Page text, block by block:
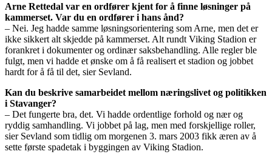
Arne Rettedal var en ordfører kjent for å finne løsninger på
kammerset. Var du en ordfører i hans ånd?
– Nei. Jeg hadde samme løsningsorientering som Arne, men det er
ikke sikkert alt skjedde på kammerset. Alt rundt Viking Stadion er
forankret i dokumenter og ordinær saksbehandling. Alle regler ble
fulgt, men vi hadde et ønske om å få realisert et stadion og jobbet
hardt for å få til det, sier Sevland.
Kan du beskrive samarbeidet mellom næringslivet og politikken
i Stavanger?
– Det fungerte bra, det. Vi hadde ordentlige forhold og nær og
ryddig samhandling. Vi jobbet på lag, men med forskjellige roller,
sier Sevland som tidlig om morgenen 3. mars 2003 fikk æren av å
sette første spadetak i byggingen av Viking Stadion.